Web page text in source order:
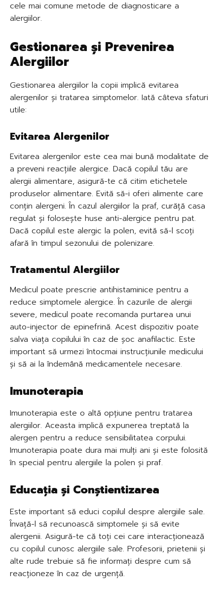
cele mai comune metode de diagnosticare a
alergiilor.
Gestionarea și Prevenirea
Alergiilor
Gestionarea alergiilor la copii implică evitarea
alergenilor și tratarea simptomelor. Iată câteva sfaturi
utile:
Evitarea Alergenilor
Evitarea alergenilor este cea mai bună modalitate de
a preveni reacțiile alergice. Dacă copilul tău are
alergii alimentare, asigură-te că citim etichetele
produselor alimentare. Evită să-i oferi alimente care
conțin alergeni. În cazul alergiilor la praf, curăță casa
regulat și folosește huse anti-alergice pentru pat.
Dacă copilul este alergic la polen, evită să-l scoți
afară în timpul sezonului de polenizare.
Tratamentul Alergiilor
Medicul poate prescrie antihistaminice pentru a
reduce simptomele alergice. În cazurile de alergii
severe, medicul poate recomanda purtarea unui
auto-injector de epinefrină. Acest dispozitiv poate
salva viața copilului în caz de șoc anafilactic. Este
important să urmezi întocmai instrucțiunile medicului
și să ai la îndemână medicamentele necesare.
Imunoterapia
Imunoterapia este o altă opțiune pentru tratarea
alergiilor. Aceasta implică expunerea treptată la
alergen pentru a reduce sensibilitatea corpului.
Imunoterapia poate dura mai mulți ani și este folosită
în special pentru alergiile la polen și praf.
Educația și Conștientizarea
Este important să educi copilul despre alergiile sale.
Învață-l să recunoască simptomele și să evite
alergenii. Asigură-te că toți cei care interacționează
cu copilul cunosc alergiile sale. Profesorii, prietenii și
alte rude trebuie să fie informați despre cum să
reacționeze în caz de urgență.